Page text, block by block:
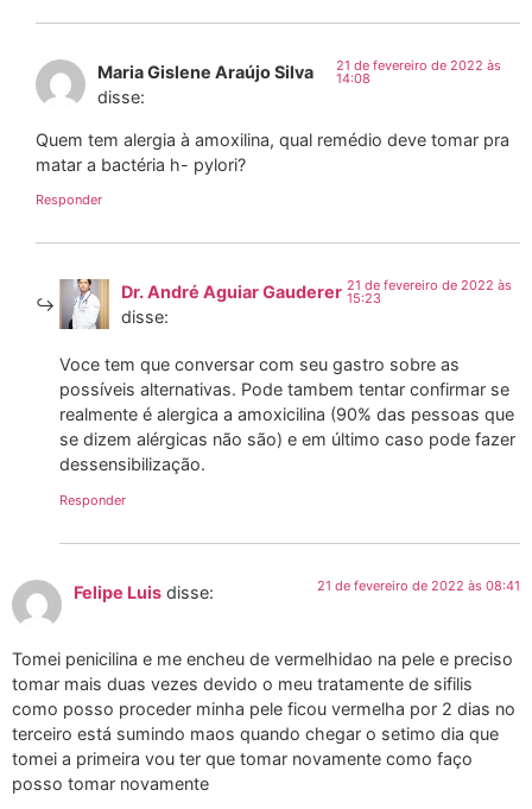
Maria Gislene Araújo Silva
disse:
21 de fevereiro de 2022 às
14:08
Quem tem alergia à amoxilina, qual remédio deve tomar pra
matar a bactéria h- pylori?
Responder
Dr. André Aguiar Gauderer
disse:
21 de fevereiro de 2022 às
15:23
Voce tem que conversar com seu gastro sobre as
possíveis alternativas. Pode tambem tentar confirmar se
realmente é alergica a amoxicilina (90% das pessoas que
se dizem alérgicas não são) e em último caso pode fazer
dessensibilização.
Responder
Felipe Luis disse: 21 de fevereiro de 2022 às 08:41
Tomei penicilina e me encheu de vermelhidao na pele e preciso
tomar mais duas vezes devido o meu tratamente de sifilis
como posso proceder minha pele ficou vermelha por 2 dias no
terceiro está sumindo maos quando chegar o setimo dia que
tomei a primeira vou ter que tomar novamente como faço
posso tomar novamente